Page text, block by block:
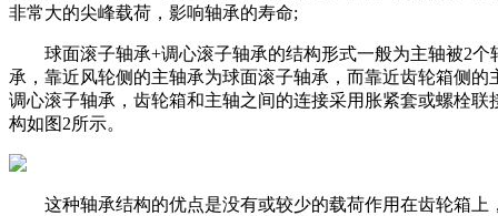
非常大的尖峰载荷，影响轴承的寿命;
球面滚子轴承+调心滚子轴承的结构形式一般为主轴被2个
承，靠近风轮侧的主轴承为球面滚子轴承，而靠近齿轮箱侧的
调心滚子轴承，齿轮箱和主轴之间的连接采用胀紧套或螺栓联
构如图2所示。
这种轴承结构的优点是没有或较少的载荷作用在齿轮箱上